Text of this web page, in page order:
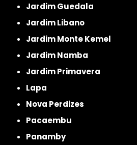
Jardim Guedala
Jardim Libano
Jardim Monte Kemel
Jardim Namba
Jardim Primavera
Lapa
Nova Perdizes
Pacaembu
Panamby